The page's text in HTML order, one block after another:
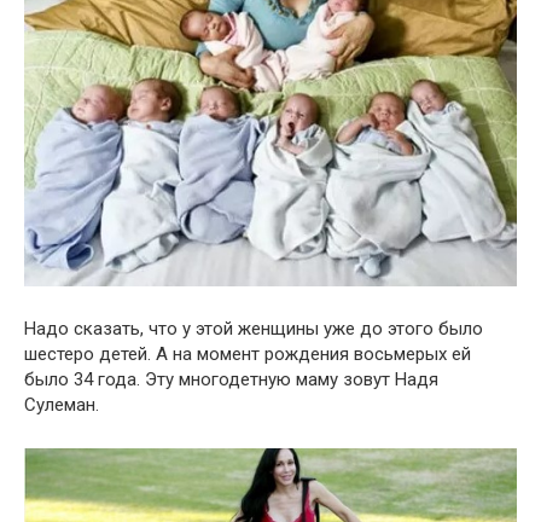
Надо сказать, что у этой женщины уже до этого было
шестеро детей. А на момент рождения восьмерых ей
было 34 года. Эту многодетную маму зовут Надя
Сулеман.